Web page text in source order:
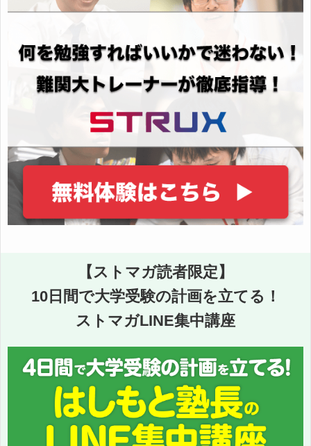
【ストマガ読者限定】
10日間で大学受験の計画を立てる！
ストマガLINE集中講座